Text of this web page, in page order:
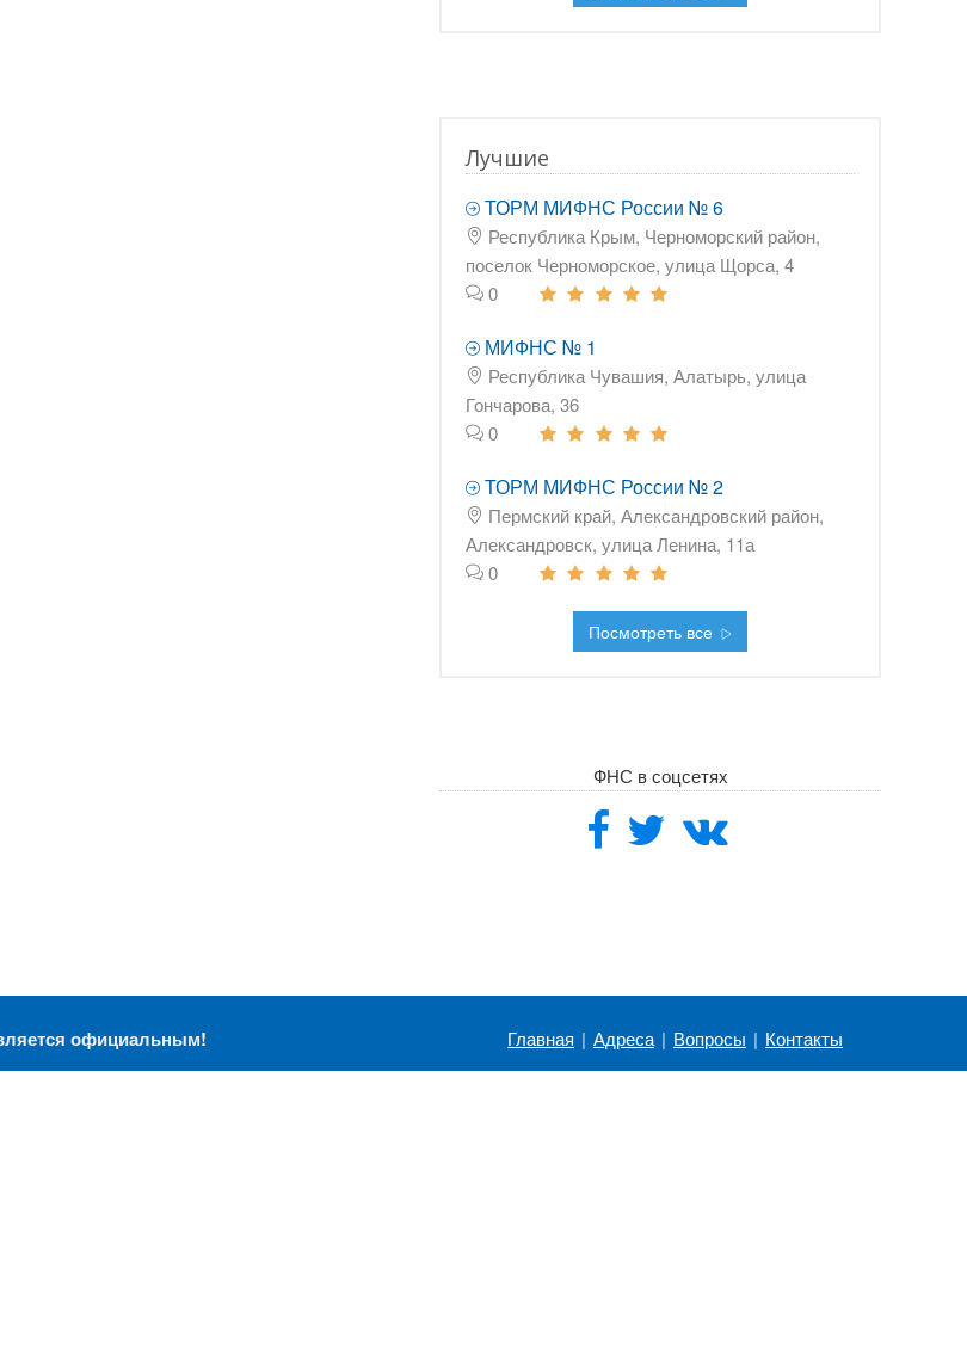
Лучшие
ТОРМ МИФНС России № 6
Республика Крым, Черноморский район,
поселок Черноморское, улица Щорса, 4
0
МИФНС № 1
Республика Чувашия, Алатырь, улица
Гончарова, 36
0
ТОРМ МИФНС России № 2
Пермский край, Александровский район,
Александровск, улица Ленина, 11а
0
Посмотреть все
ФНС в соцсетях
официальным! Главная | Адреса | Вопросы | Контакты